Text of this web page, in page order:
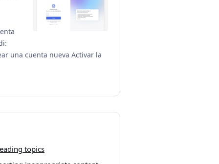
una cuenta nueva Activar la
topics